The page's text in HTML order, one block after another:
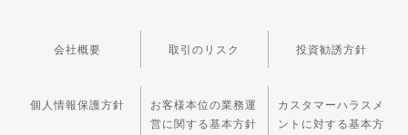
会社概要 取引のリスク 投資勧誘方針
個人情報保護方針
お客様本位の業務運
営に関する基本方針
カスタマーハラスメ
ントに対する基本方